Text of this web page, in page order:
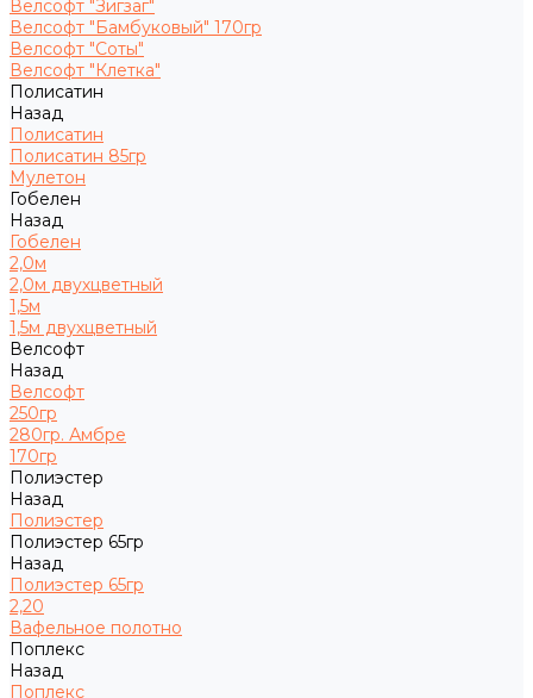
Велсофт "Зигзаг"
Велсофт "Бамбуковый" 170гр
Велсофт "Соты"
Велсофт "Клетка"
Полисатин
Назад
Полисатин
Полисатин 85гр
Мулетон
Гобелен
Назад
Гобелен
2,0м
2,0м двухцветный
1,5м
1,5м двухцветный
Велсофт
Назад
Велсофт
250гр
280гр. Амбре
170гр
Полиэстер
Назад
Полиэстер
Полиэстер 65гр
Назад
Полиэстер 65гр
2,20
Вафельное полотно
Поплекс
Назад
Поплекс